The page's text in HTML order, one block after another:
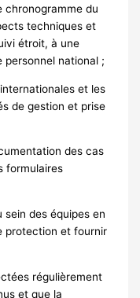
chronogramme du
techniques et
étroit, à une
personnel national ;
internationales et les
de gestion et prise
des cas
formulaires
sein des équipes en
protection et fournir
régulièrement
et que la